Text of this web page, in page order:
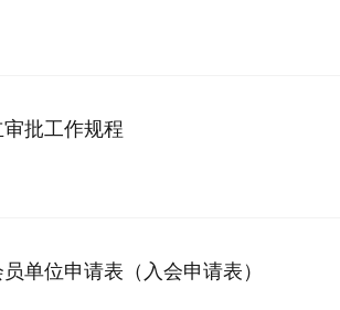
批工作规程
单位申请表（入会申请表）